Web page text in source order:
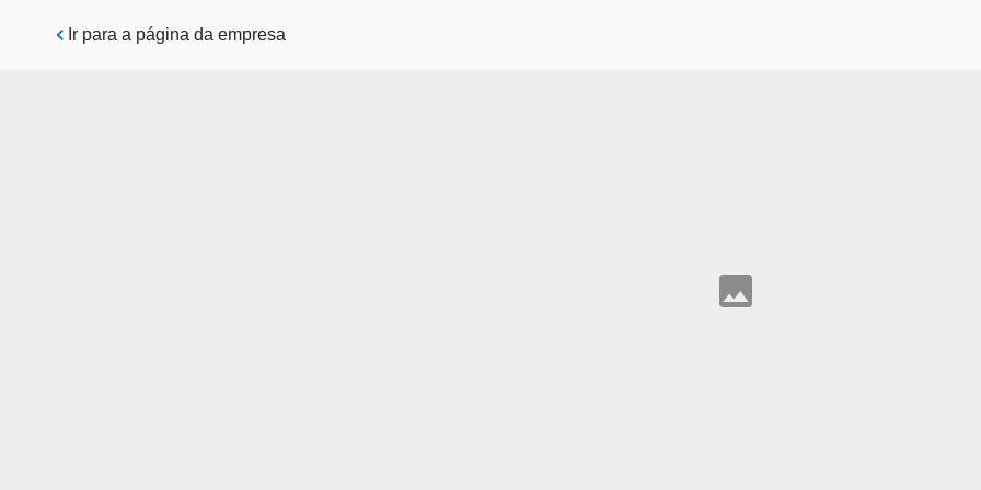
Pular para o conteúdo principal
Ir para a página da empresa